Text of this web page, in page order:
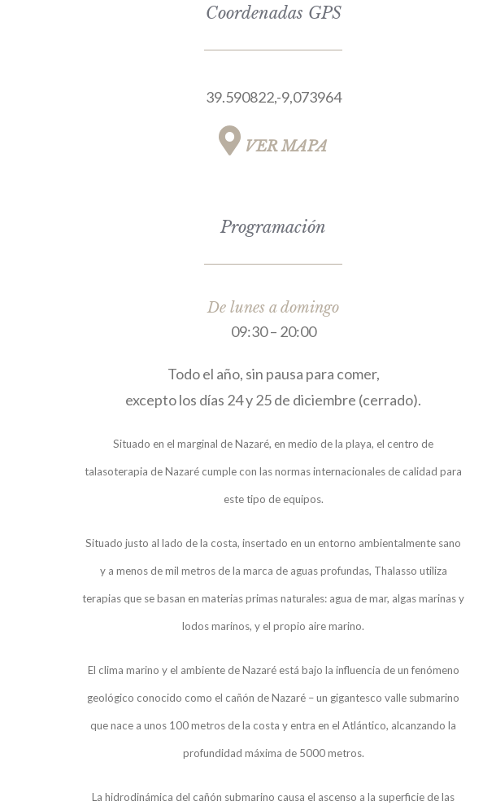
Coordenadas GPS
39.590822,-9,073964
VER MAPA
Programación
De lunes a domingo
09:30 – 20:00
Todo el año, sin pausa para comer,
excepto los días 24 y 25 de diciembre (cerrado).
Situado en el marginal de Nazaré, en medio de la playa, el centro de
talasoterapia de Nazaré cumple con las normas internacionales de calidad para
este tipo de equipos.
Situado justo al lado de la costa, insertado en un entorno ambientalmente sano
y a menos de mil metros de la marca de aguas profundas, Thalasso utiliza
terapias que se basan en materias primas naturales: agua de mar, algas marinas y
lodos marinos, y el propio aire marino.
El clima marino y el ambiente de Nazaré está bajo la influencia de un fenómeno
geológico conocido como el cañón de Nazaré – un gigantesco valle submarino
que nace a unos 100 metros de la costa y entra en el Atlántico, alcanzando la
profundidad máxima de 5000 metros.
La hidrodinámica del cañón submarino causa el ascenso a la superficie de las